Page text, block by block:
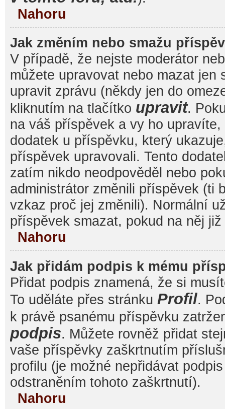
Nahoru
Jak změním nebo smažu
V případě, že nejste moderátor
můžete upravovat nebo mazat jen
upravit zprávu (někdy jen do
kliknutím na tlačítko upravit.
na váš příspěvek a vy ho
dodatek u příspěvku, který
příspěvek upravovali. Tento
zatím nikdo neodpověděl nebo
administrátor změnili příspěvek (ti
vzkaz proč jej změnili). Normální
příspěvek smazat, pokud na něj
Nahoru
Jak přidám podpis k mému
Přidat podpis znamená, že si
To uděláte přes stránku Profil.
k právě psanému příspěvku
podpis. Můžete rovněž přidat
vaše příspěvky zaškrtnutím
profilu (je možné nepřidávat
odstraněním tohoto zaškrtnutí).
Nahoru